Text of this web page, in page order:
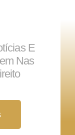
E
Nas